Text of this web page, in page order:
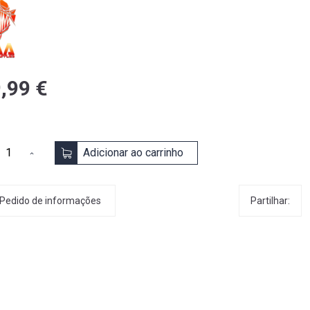
€
Adicionar ao carrinho
de informações Partilhar: